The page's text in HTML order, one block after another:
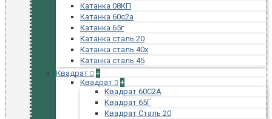
Катанка 08КП
Катанка 60с2а
Катанка 65г
Катанка сталь 20
Катанка сталь 40х
Катанка сталь 45
Квадрат
+
Квадрат
+
Квадрат 60С2А
Квадрат 65Г
Квадрат Сталь 20